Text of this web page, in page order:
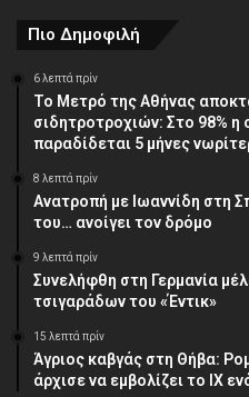
Πιο Δημοφιλή
6 λεπτά πρίν
Το Μετρό της Αθήνας
σιδητροτροχιών: Στο 98%
παραδίδεται 5 μήνες
8 λεπτά πρίν
Ανατροπή με Ιωαννίδη στη
του… ανοίγει τον δρόμο
9 λεπτά πρίν
Συνελήφθη στη Γερμανία
τσιγαράδων του «Έντικ»
15 λεπτά πρίν
Άγριος καβγάς στη Θήβα:
άρχισε να εμβολίζει το ΙΧ